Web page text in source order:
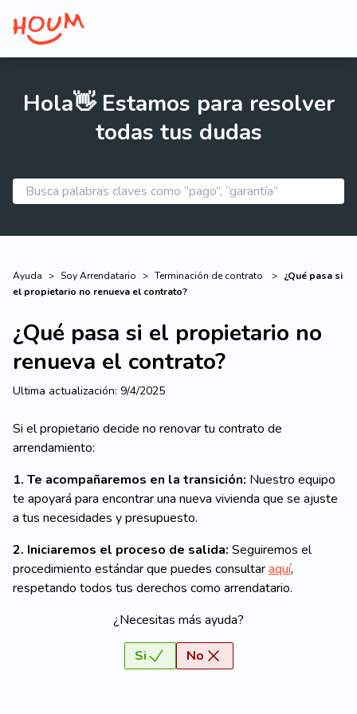
Hola👋 Estamos para resolver
todas tus dudas
Ayuda > Soy Arrendatario > Terminación de contrato > ¿Qué pasa si
el propietario no renueva el contrato?
¿Qué pasa si el propietario no
renueva el contrato?
Ultima actualización: 9/4/2025
Si el propietario decide no renovar tu contrato de
arrendamiento:
1. Te acompañaremos en la transición: Nuestro equipo
te apoyará para encontrar una nueva vivienda que se ajuste
a tus necesidades y presupuesto.
2. Iniciaremos el proceso de salida: Seguiremos el
procedimiento estándar que puedes consultaraquí,
respetando todos tus derechos como arrendatario.
¿Necesitas más ayuda?
Si No